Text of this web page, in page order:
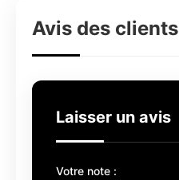
Avis des clients
Laisser un avis
Votre note :